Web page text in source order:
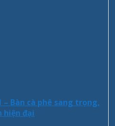
– Bàn cà phê sang trọng,
hiện đại